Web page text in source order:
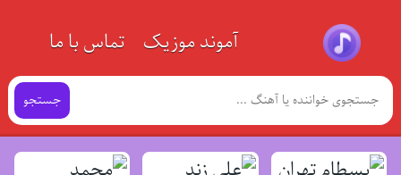
آموند موزیک تماس با ما
جستجو